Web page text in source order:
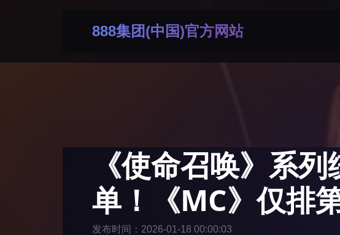
888集团(中国)官方网站
《使命召唤》系
单！《MC》仅排
发布时间：2026-01-18 00:00:03